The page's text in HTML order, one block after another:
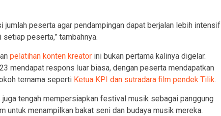
jumlah peserta agar pendampingan dapat berjalan lebih intensif
peserta,” tambahnya.
pelatihan konten kreator ini bukan pertama kalinya digelar.
mendapat respons luar biasa, dengan peserta mendapatkan
ternama seperti Ketua KPI dan sutradara film pendek Tilik.
tengah mempersiapkan festival musik sebagai panggung
untuk menampilkan bakat seni dan budaya musik mereka.